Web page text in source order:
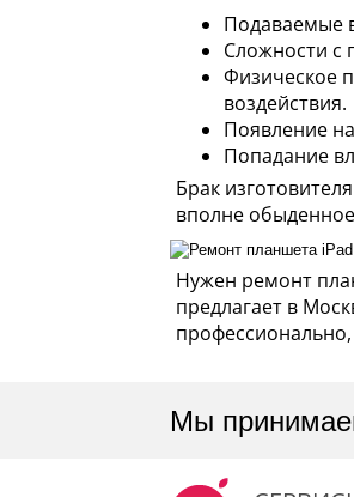
Подаваемые
Сложности с
Физическое
воздействия.
Появление
Попадание
Брак
вполне
Нужен ремонт
предлагает в
Мы